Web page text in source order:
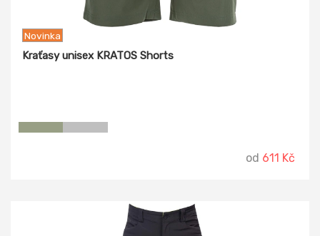
Novinka
Kraťasy unisex KRATOS Shorts
od 611 Kč